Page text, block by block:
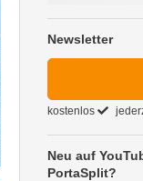
Newsletter
kostenlos
Neu auf
PortaSplit?